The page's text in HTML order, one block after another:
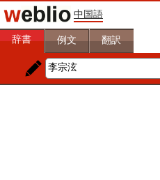
中国語
辞書 例文 翻訳